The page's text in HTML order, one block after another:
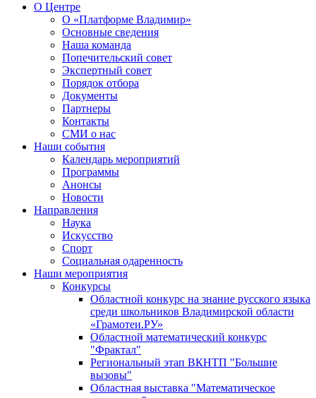
О Центре
О «Платформе Владимир»
Основные сведения
Наша команда
Попечительский совет
Экспертный совет
Порядок отбора
Документы
Партнеры
Контакты
СМИ о нас
Наши события
Календарь мероприятий
Программы
Анонсы
Новости
Направления
Наука
Искусство
Спорт
Социальная одаренность
Наши мероприятия
Конкурсы
Областной конкурс на знание русского языка
среди школьников Владимирской области
«Грамотеи.РУ»
Областной математический конкурс
"Фрактал"
Региональный этап ВКНТП "Большие
вызовы"
Областная выставка "Математическое